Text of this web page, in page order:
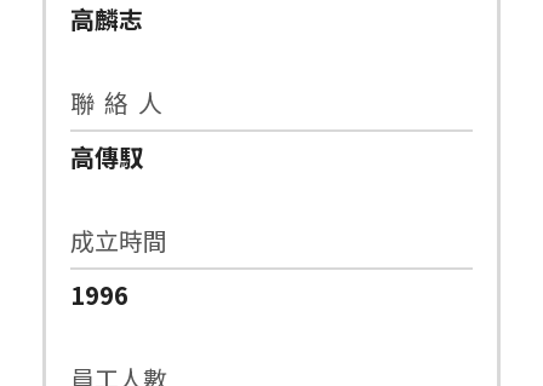
高麟志
聯 絡 人
高傳馭
成立時間
1996
員工人數